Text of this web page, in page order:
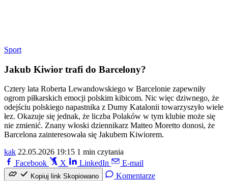
Sport
Jakub Kiwior trafi do Barcelony?
Cztery lata Roberta Lewandowskiego w Barcelonie zapewniły
ogrom piłkarskich emocji polskim kibicom. Nic więc dziwnego, że
odejściu polskiego napastnika z Dumy Katalonii towarzyszyło wiele
łez. Okazuje się jednak, że liczba Polaków w tym klubie może się
nie zmienić. Znany włoski dziennikarz Matteo Moretto donosi, że
Barcelona zainteresowała się Jakubem Kiwiorem.
kak 22.05.2026 19:15 1 min czytania
Facebook
X LinkedIn E-mail
Kopiuj link Skopiowano Komentarze